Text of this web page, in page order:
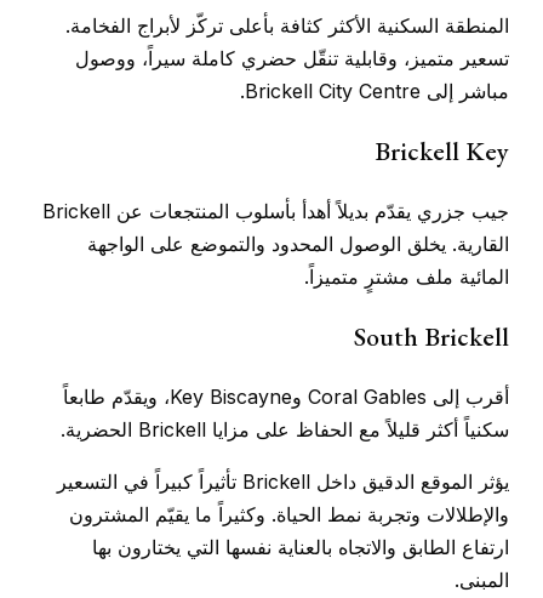
المنطقة السكنية الأكثر كثافة بأعلى تركّز لأبراج الفخامة.
تسعير متميز، وقابلية تنقّل حضري كاملة سيراً، ووصول
مباشر إلى Brickell City Centre.
Brickell Key
جيب جزري يقدّم بديلاً أهدأ بأسلوب المنتجعات عن Brickell
القارية. يخلق الوصول المحدود والتموضع على الواجهة
المائية ملف مشترٍ متميزاً.
South Brickell
أقرب إلى Coral Gables وKey Biscayne، ويقدّم طابعاً
سكنياً أكثر قليلاً مع الحفاظ على مزايا Brickell الحضرية.
يؤثر الموقع الدقيق داخل Brickell تأثيراً كبيراً في التسعير
والإطلالات وتجربة نمط الحياة. وكثيراً ما يقيّم المشترون
ارتفاع الطابق والاتجاه بالعناية نفسها التي يختارون بها
المبنى.